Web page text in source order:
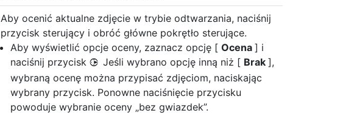
Aby ocenić aktualne zdjęcie w trybie odtwarzania, naciśnij
przycisk sterujący i obróć główne pokrętło sterujące.
Aby wyświetlić opcje oceny, zaznacz opcję [ Ocena ] i
naciśnij przycisk 2 Jeśli wybrano opcję inną niż [ Brak ],
wybraną ocenę można przypisać zdjęciom, naciskając
wybrany przycisk. Ponowne naciśnięcie przycisku
powoduje wybranie oceny „bez gwiazdek”.